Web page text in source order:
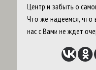
Центр и забыть о
Что же надеемся, что
нас с Вами не ждет